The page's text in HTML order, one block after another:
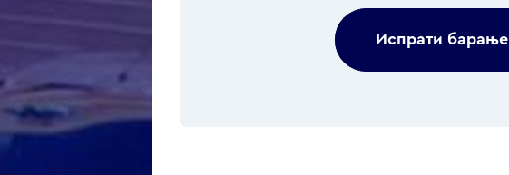
Испрати барање